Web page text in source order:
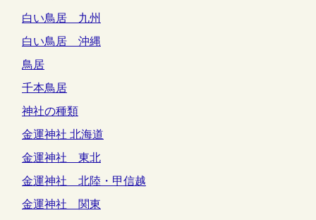
白い鳥居 九州
白い鳥居 沖縄
鳥居
千本鳥居
神社の種類
金運神社 北海道
金運神社 東北
金運神社 北陸・甲信越
金運神社 関東